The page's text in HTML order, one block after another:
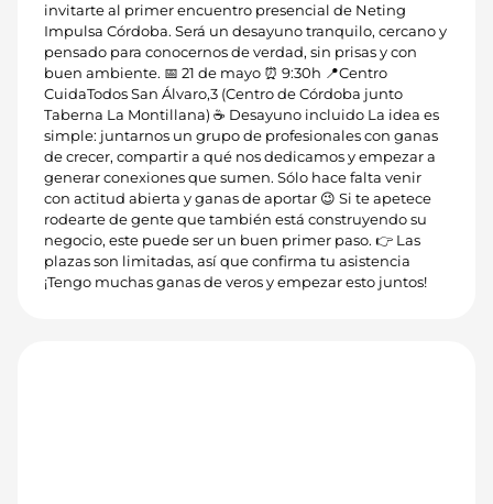
invitarte al primer encuentro presencial de Neting
Impulsa Córdoba. Será un desayuno tranquilo, cercano y
pensado para conocernos de verdad, sin prisas y con
buen ambiente. 📅 21 de mayo ⏰ 9:30h 📍Centro
CuidaTodos San Álvaro,3 (Centro de Córdoba junto
Taberna La Montillana) ☕ Desayuno incluido La idea es
simple: juntarnos un grupo de profesionales con ganas
de crecer, compartir a qué nos dedicamos y empezar a
generar conexiones que sumen. Sólo hace falta venir
con actitud abierta y ganas de aportar 😉 Si te apetece
rodearte de gente que también está construyendo su
negocio, este puede ser un buen primer paso. 👉 Las
plazas son limitadas, así que confirma tu asistencia
¡Tengo muchas ganas de veros y empezar esto juntos!